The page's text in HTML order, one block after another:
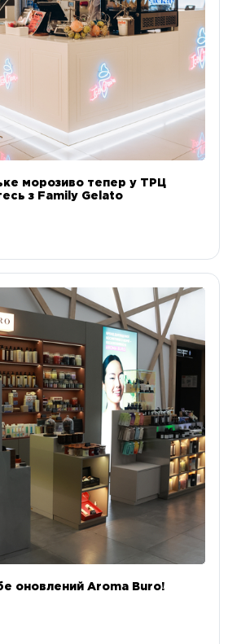
морозиво тепер у ТРЦ
з Family Gelato
оновлений Aroma Buro! ⠀